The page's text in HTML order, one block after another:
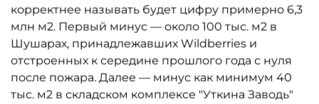
корректнее называть будет цифру примерно 6,3
млн м2. Первый минус — около 100 тыс. м2 в
Шушарах, принадлежавших Wildberries и
отстроенных к середине прошлого года с нуля
после пожара. Далее — минус как минимум 40
тыс. м2 в складском комплексе "Уткина Заводь"